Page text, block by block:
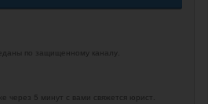
по защищенному каналу.
через 5 минут с вами свяжется юрист.